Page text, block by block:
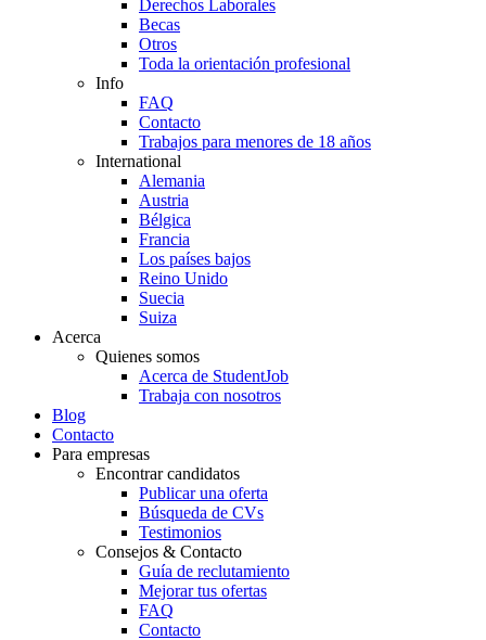
Derechos Laborales
Becas
Otros
Toda la orientación profesional
Info
FAQ
Contacto
Trabajos para menores de 18 años
International
Alemania
Austria
Bélgica
Francia
Los países bajos
Reino Unido
Suecia
Suiza
Acerca
Quienes somos
Acerca de StudentJob
Trabaja con nosotros
Blog
Contacto
Para empresas
Encontrar candidatos
Publicar una oferta
Búsqueda de CVs
Testimonios
Consejos & Contacto
Guía de reclutamiento
Mejorar tus ofertas
FAQ
Contacto